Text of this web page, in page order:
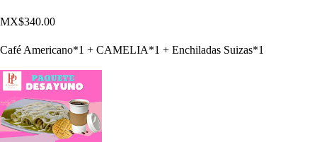
MX$340.00
Café Americano*1 + CAMELIA*1 + Enchiladas Suizas*1